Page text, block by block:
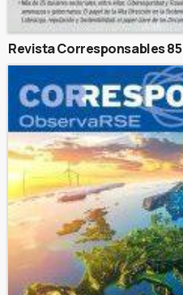
Revista Corresponsables 85